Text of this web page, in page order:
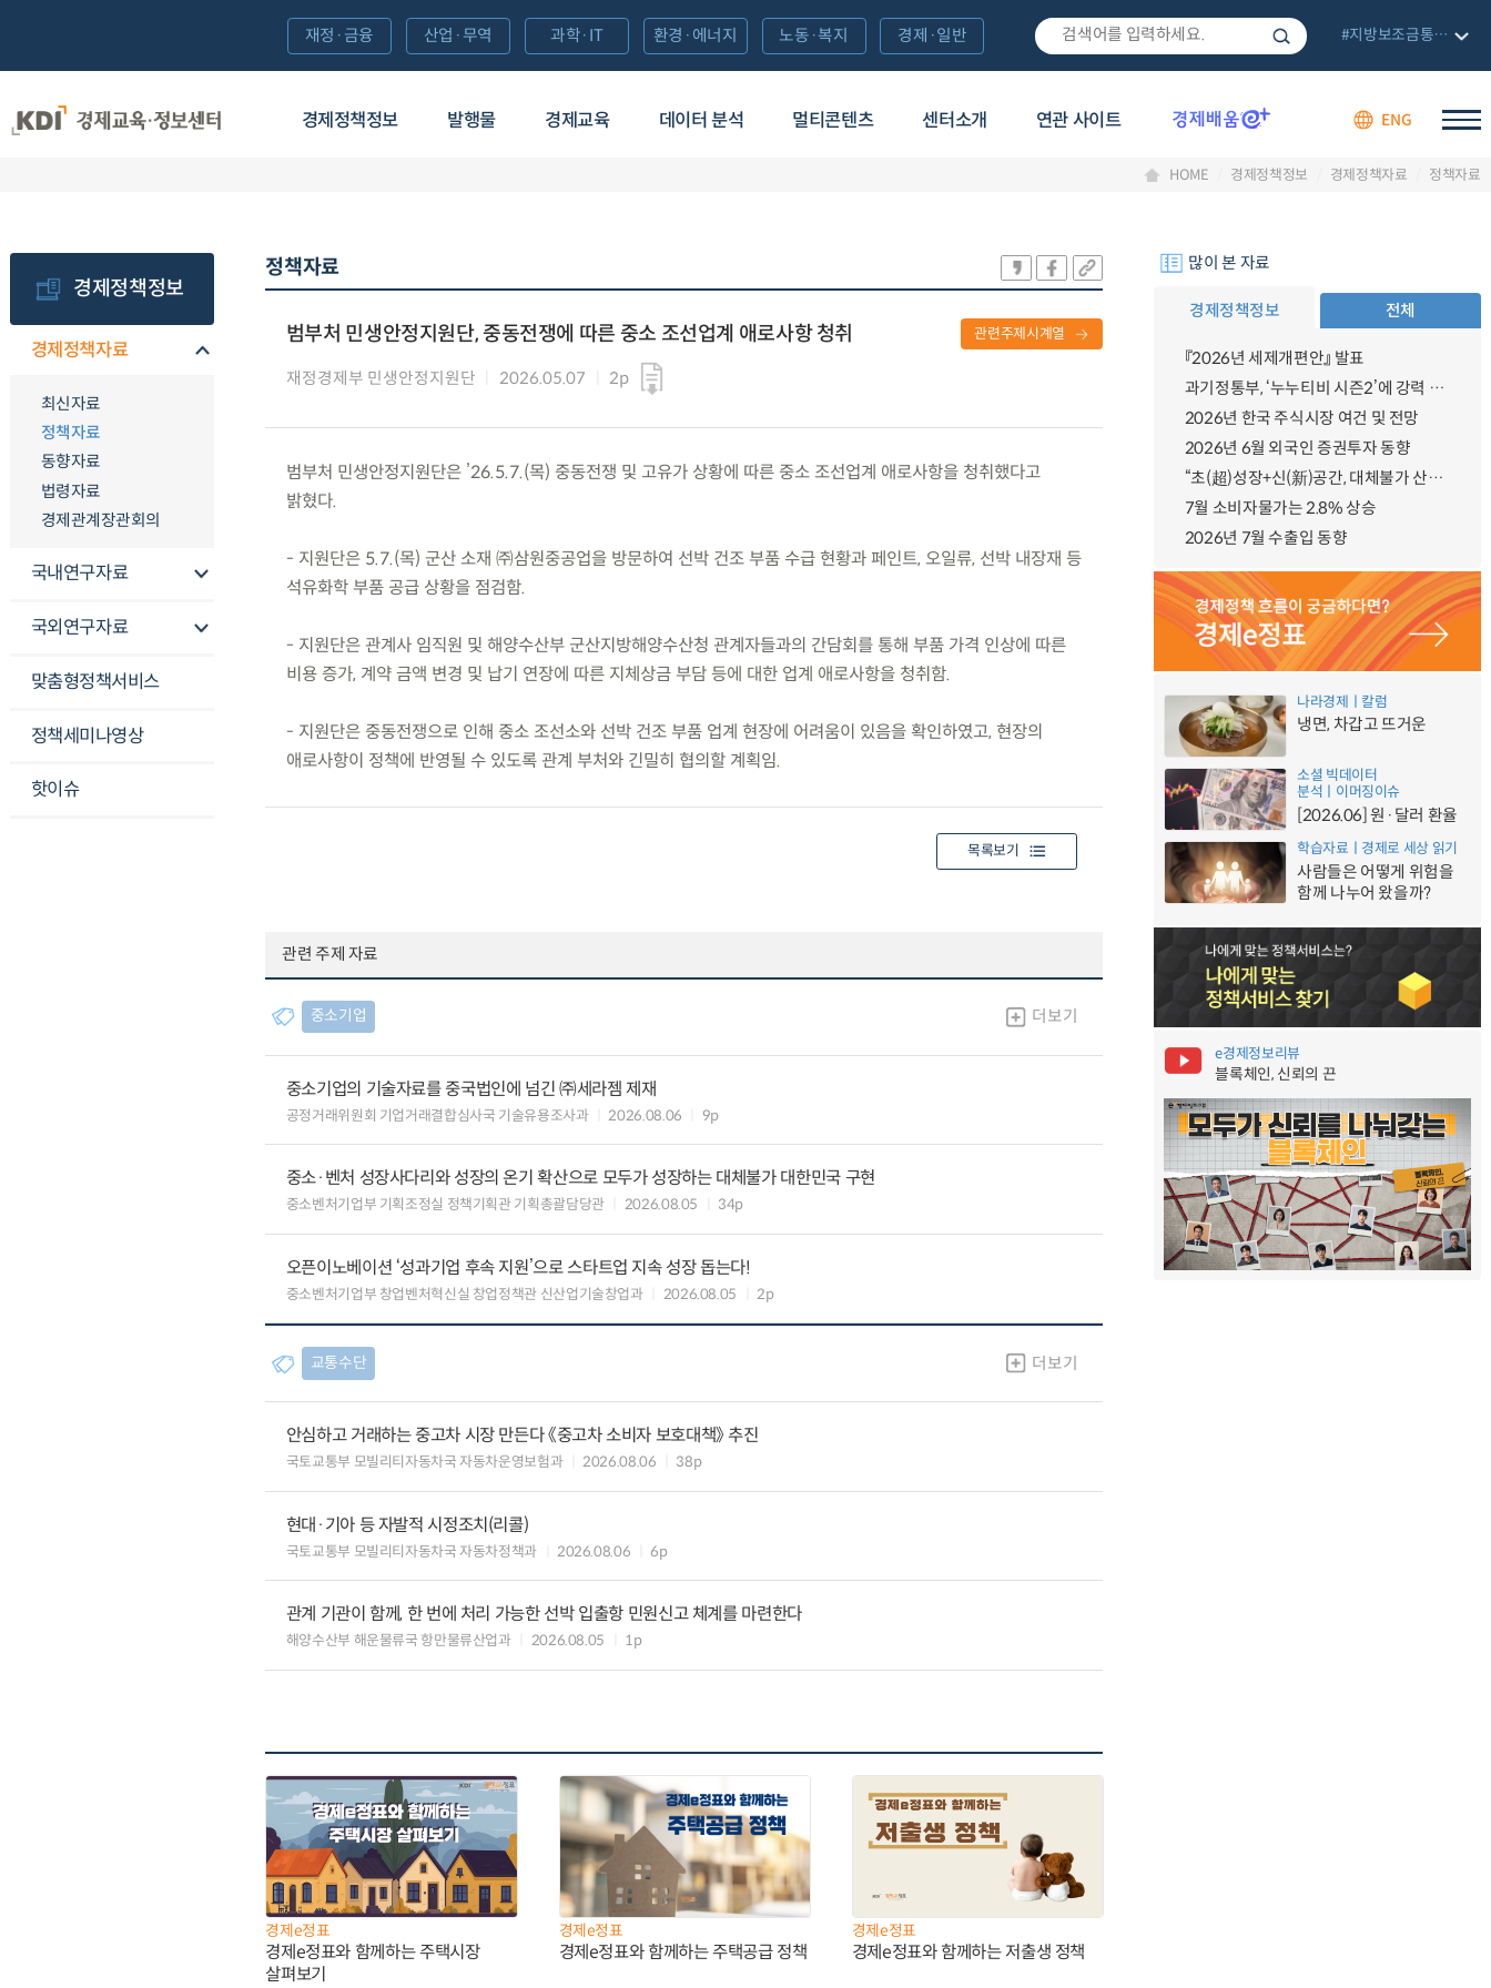
경제정책정보 발행물 경제교육 데이터 분석 멀티콘텐츠 센터소개 연관 사이트 ENG
재정·금융 산업·무역 과학·IT 환경·에너지 노동·복지 경제·일반 #지방보조금통합관리망
HOME 경제정책정보 경제정책자료 정책자료
경제정책정보
경제정책자료
최신자료
정책자료
동향자료
법령자료
경제관계장관회의
국내연구자료
국외연구자료
맞춤형정책서비스
정책세미나영상
핫이슈
정책자료
범부처 민생안정지원단, 중동전쟁에 따른 중소 조선업계 애로사항 청취
재정경제부 민생안정지원단 2026.05.07 2p
관련주제시계열
범부처 민생안정지원단은 ’26.5.7.(목) 중동전쟁 및 고유가 상황에 따른 중소 조선업계 애로사항을 청취했다고
밝혔다.
- 지원단은 5.7.(목) 군산 소재 ㈜삼원중공업을 방문하여 선박 건조 부품 수급 현황과 페인트, 오일류, 선박 내장재 등
석유화학 부품 공급 상황을 점검함.
- 지원단은 관계사 임직원 및 해양수산부 군산지방해양수산청 관계자들과의 간담회를 통해 부품 가격 인상에 따른
비용 증가, 계약 금액 변경 및 납기 연장에 따른 지체상금 부담 등에 대한 업계 애로사항을 청취함.
- 지원단은 중동전쟁으로 인해 중소 조선소와 선박 건조 부품 업계 현장에 어려움이 있음을 확인하였고, 현장의
애로사항이 정책에 반영될 수 있도록 관계 부처와 긴밀히 협의할 계획임.
목록보기
관련 주제 자료
중소기업 더보기
중소기업의 기술자료를 중국법인에 넘긴 ㈜세라젬 제재
공정거래위원회 기업거래결합심사국 기술유용조사과 2026.08.06 9p
중소·벤처 성장사다리와 성장의 온기 확산으로 모두가 성장하는 대체불가 대한민국 구현
중소벤처기업부 기획조정실 정책기획관 기획총괄담당관 2026.08.05 34p
오픈이노베이션 ‘성과기업 후속 지원’으로 스타트업 지속 성장 돕는다!
중소벤처기업부 창업벤처혁신실 창업정책관 신산업기술창업과 2026.08.05 2p
교통수단 더보기
안심하고 거래하는 중고차 시장 만든다 《중고차 소비자 보호대책》 추진
국토교통부 모빌리티자동차국 자동차운영보험과 2026.08.06 38p
현대·기아 등 자발적 시정조치(리콜)
국토교통부 모빌리티자동차국 자동차정책과 2026.08.06 6p
관계 기관이 함께, 한 번에 처리 가능한 선박 입출항 민원신고 체계를 마련한다
해양수산부 해운물류국 항만물류산업과 2026.08.05 1p
경제e정표
경제e정표와 함께하는 주택시장
살펴보기
경제e정표
경제e정표와 함께하는 주택공급 정책
경제e정표
경제e정표와 함께하는 저출생 정책
많이 본 자료
경제정책정보 전체
『2026년 세제개편안』 발표
과기정통부, ‘누누티비 시즌2’에 강력 대응 의지 밝혀
2026년 한국 주식시장 여건 및 전망
2026년 6월 외국인 증권투자 동향
“초(超)성장+신(新)공간, 대체불가 산업강국”
7월 소비자물가는 2.8% 상승
2026년 7월 수출입 동향
나라경제ㅣ칼럼
냉면, 차갑고 뜨거운
소셜 빅데이터
분석ㅣ이머징이슈
[2026.06] 원·달러 환율
학습자료ㅣ경제로 세상 읽기
사람들은 어떻게 위험을
함께 나누어 왔을까?
e경제정보리뷰
블록체인, 신뢰의 끈